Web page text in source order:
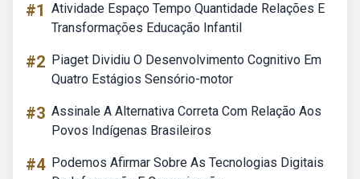
#1 Atividade Espaço Tempo Quantidade Relações E
Transformações Educação Infantil
#2 Piaget Dividiu O Desenvolvimento Cognitivo Em
Quatro Estágios Sensório-motor
#3 Assinale A Alternativa Correta Com Relação Aos
Povos Indígenas Brasileiros
#4 Podemos Afirmar Sobre As Tecnologias Digitais